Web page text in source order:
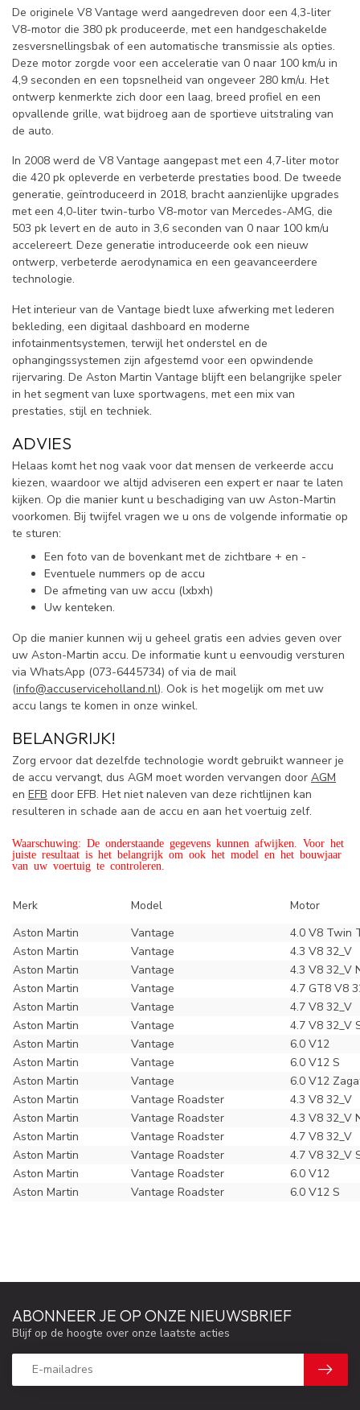
De originele V8 Vantage werd aangedreven door een 4,3-liter
V8-motor die 380 pk produceerde, met een handgeschakelde
zesversnellingsbak of een automatische transmissie als opties.
Deze motor zorgde voor een acceleratie van 0 naar 100 km/u in
4,9 seconden en een topsnelheid van ongeveer 280 km/u. Het
ontwerp kenmerkte zich door een laag, breed profiel en een
opvallende grille, wat bijdroeg aan de sportieve uitstraling van
de auto.
In 2008 werd de V8 Vantage aangepast met een 4,7-liter motor
die 420 pk opleverde en verbeterde prestaties bood. De tweede
generatie, geïntroduceerd in 2018, bracht aanzienlijke upgrades
met een 4,0-liter twin-turbo V8-motor van Mercedes-AMG, die
503 pk levert en de auto in 3,6 seconden van 0 naar 100 km/u
accelereert. Deze generatie introduceerde ook een nieuw
ontwerp, verbeterde aerodynamica en een geavanceerdere
technologie.
Het interieur van de Vantage biedt luxe afwerking met lederen
bekleding, een digitaal dashboard en moderne
infotainmentsystemen, terwijl het onderstel en de
ophangingssystemen zijn afgestemd voor een opwindende
rijervaring. De Aston Martin Vantage blijft een belangrijke speler
in het segment van luxe sportwagens, met een mix van
prestaties, stijl en techniek.
ADVIES
Helaas komt het nog vaak voor dat mensen de verkeerde accu
kiezen, waardoor we altijd adviseren een expert er naar te laten
kijken. Op die manier kunt u beschadiging van uw Aston-Martin
voorkomen. Bij twijfel vragen we u ons de volgende informatie op
te sturen:
Een foto van de bovenkant met de zichtbare + en -
Eventuele nummers op de accu
De afmeting van uw accu (lxbxh)
Uw kenteken.
Op die manier kunnen wij u geheel gratis een advies geven over
uw Aston-Martin accu. De informatie kunt u eenvoudig versturen
via WhatsApp (073-6445734) of via de mail
(info@accuserviceholland.nl). Ook is het mogelijk om met uw
accu langs te komen in onze winkel.
BELANGRIJK!
Zorg ervoor dat dezelfde technologie wordt gebruikt wanneer je
de accu vervangt, dus AGM moet worden vervangen door AGM
en EFB door EFB. Het niet naleven van deze richtlijnen kan
resulteren in schade aan de accu en aan het voertuig zelf.
Waarschuwing: De onderstaande gegevens kunnen afwijken. Voor het
juiste resultaat is het belangrijk om ook het model en het bouwjaar
van uw voertuig te controleren.
Merk Model
Motor
Aston Martin
Vantage
4.0 V8 Twin
Aston Martin
Vantage
4.3 V8 32_V
Aston Martin
Vantage
4.3 V8 32_V
Aston Martin
Vantage
4.7 GT8 V8
Aston Martin
Vantage
4.7 V8 32_V
Aston Martin
Vantage
4.7 V8 32_V
Aston Martin
Vantage
6.0 V12
Aston Martin
Vantage
6.0 V12 S
Aston Martin
Vantage
6.0 V12
Aston Martin
Vantage Roadster
4.3 V8 32_V
Aston Martin
Vantage Roadster
4.3 V8 32_V
Aston Martin
Vantage Roadster
4.7 V8 32_V
Aston Martin
Vantage Roadster
4.7 V8 32_V
Aston Martin
Vantage Roadster
6.0 V12
Aston Martin
Vantage Roadster 6.0 V12 S
ABONNEER JE OP ONZE NIEUWSBRIEF
Blijf op de hoogte over onze laatste acties